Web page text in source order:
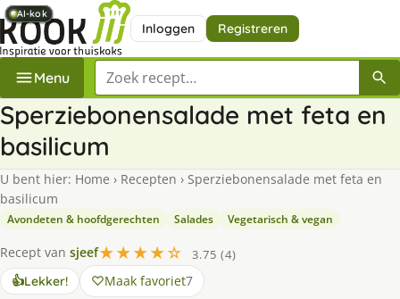
Inloggen Registreren
Menu Zoek een recept
Sperziebonensalade met feta en
basilicum
U bent hier: Home › Recepten › Sperziebonensalade met feta en
basilicum
Avondeten & hoofdgerechten Salades Vegetarisch & vegan
Recept van sjeef★★★★☆
3.75 (4)
👍Lekker! Maak favoriet7
AI-kok
AI-kok
AI-kok
AI-kok
AI-kok
AI-kok
AI-kok
AI-kok